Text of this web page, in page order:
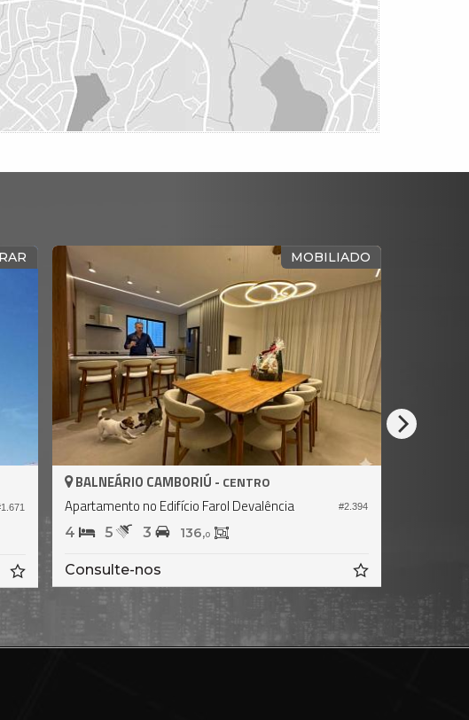
FRENTE MAR
#483
QUADRA DO MAR
BALNEÁRIO CAMBORIÚ -
Apartamento no Edifício Mirante Das Águas
4 5 3
Consulte-nos